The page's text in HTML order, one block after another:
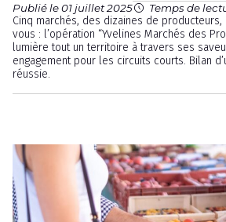
Publié le 01 juillet 2025 Temps de
Cinq marchés, des dizaines de
vous : l’opération “Yvelines Marchés des
lumière tout un territoire à travers ses
engagement pour les circuits courts. Bilan
réussie.